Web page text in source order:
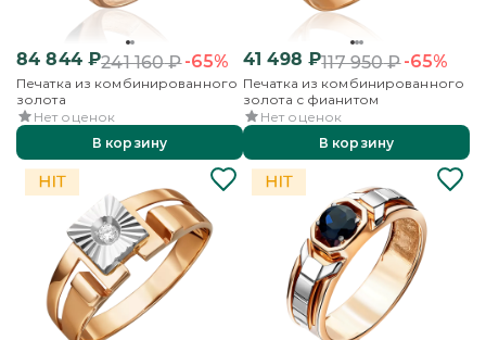
84 844₽241 160₽-65%
Печатка из комбинированного
золота
Нет оценок
В корзину
41 498 ₽117 950₽-65%
Печатка из комбинированного
золота с фианитом
Нет оценок
В корзину